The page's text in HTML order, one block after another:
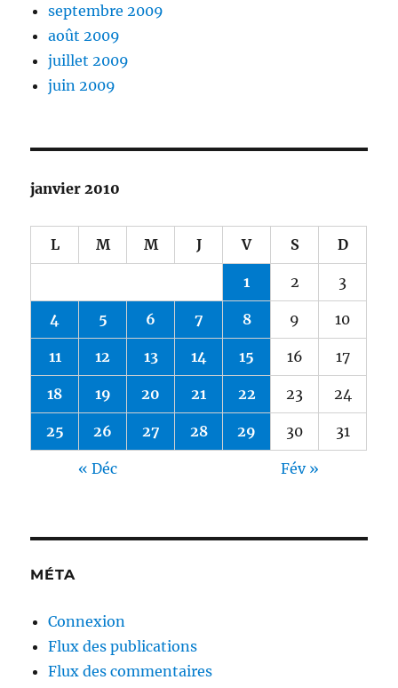
septembre 2009
août 2009
juillet 2009
juin 2009
janvier 2010
L M M J V S D
1 2 3
4 5 6 7 8 9 10
11 12 13 14 15 16 17
18 19 20 21 22 23 24
25 26 27 28 29 30 31
« Déc Fév »
MÉTA
Connexion
Flux des publications
Flux des commentaires